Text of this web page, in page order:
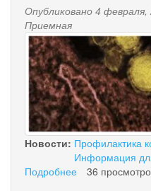
Опубликовано 4
Приемная
1.jpg
Новости: Профилактика
Информация
Подробнее
36